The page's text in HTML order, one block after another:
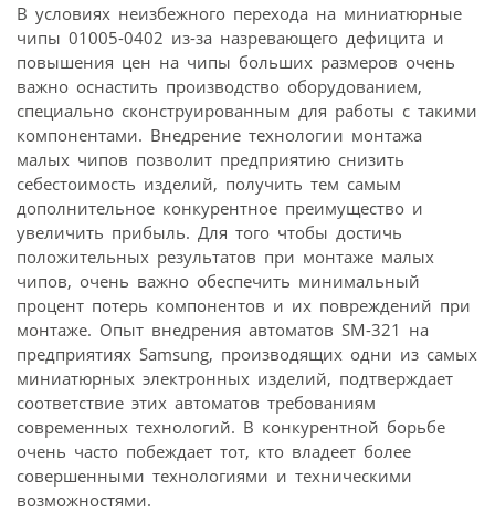
В условиях неизбежного перехода на миниатюрные
чипы 01005-0402 из-за назревающего дефицита и
повышения цен на чипы больших размеров очень
важно оснастить производство оборудованием,
специально сконструированным для работы с такими
компонентами. Внедрение технологии монтажа
малых чипов позволит предприятию снизить
себестоимость изделий, получить тем самым
дополнительное конкурентное преимущество и
увеличить прибыль. Для того чтобы достичь
положительных результатов при монтаже малых
чипов, очень важно обеспечить минимальный
процент потерь компонентов и их повреждений при
монтаже. Опыт внедрения автоматов SM-321 на
предприятиях Samsung, производящих одни из самых
миниатюрных электронных изделий, подтверждает
соответствие этих автоматов требованиям
современных технологий. В конкурентной борьбе
очень часто побеждает тот, кто владеет более
совершенными технологиями и техническими
возможностями.